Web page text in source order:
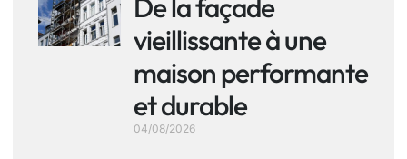
De la façade
vieillissante à une
maison performante
et durable
04/08/2026